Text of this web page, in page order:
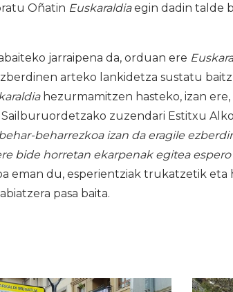
Oñatin Euskaraldiaegin dadin talde
jarraipena da, orduan ere
arteko lankidetza sustatu
hezurmamitzen hasteko, izan ere,
zuzendari Estitxu
beharrezkoa izan da eragile
bide horretan ekarpenak egitea espero
eman du, esperientziak trukatzetik eta
pasa baita.